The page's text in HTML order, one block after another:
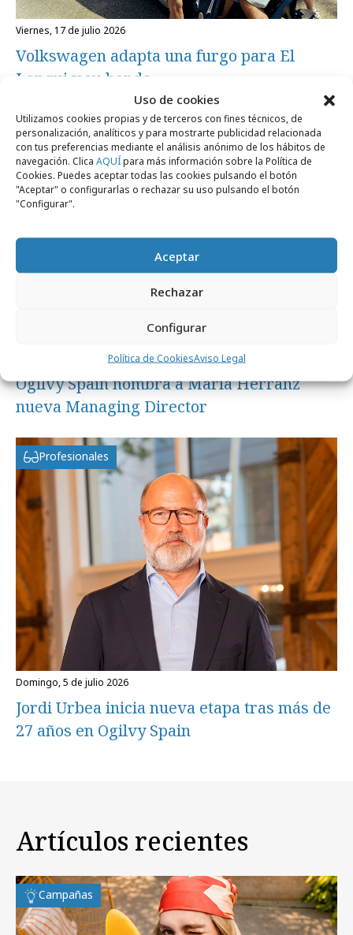
Uso de cookies
Utilizamos cookies propias y de terceros con fines técnicos, de
personalización, analíticos y para mostrarte publicidad relacionada
con tus preferencias mediante el análisis anónimo de los hábitos de
navegación. Clica AQUÍpara más información sobre la Política de
Cookies. Puedes aceptar todas las cookies pulsando el botón
"Aceptar" o configurarlas o rechazar su uso pulsando el botón
"Configurar".
Aceptar
Rechazar
Configurar
Política de CookiesAviso Legal
viernes, 17 de julio 2026
Volkswagen adapta una furgo para El
Langui y su banda
Agencias
martes, 7 de julio 2026
Ogilvy Spain nombra a María Herranz
nueva Managing Director
Profesionales
domingo, 5 de julio 2026
Jordi Urbea inicia nueva etapa tras más de
27 años en Ogilvy Spain
Artículos recientes
Campañas